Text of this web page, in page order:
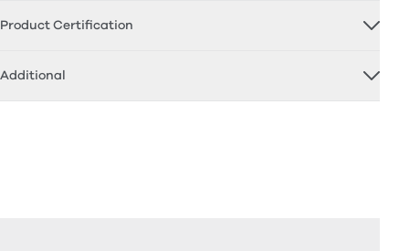
Product Certification
Additional